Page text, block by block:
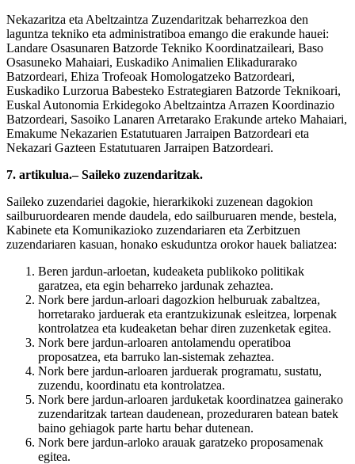
Nekazaritza eta Abeltzaintza Zuzendaritzak beharrezkoa den
laguntza tekniko eta administratiboa emango die erakunde hauei:
Landare Osasunaren Batzorde Tekniko Koordinatzaileari, Baso
Osasuneko Mahaiari, Euskadiko Animalien Elikadurarako
Batzordeari, Ehiza Trofeoak Homologatzeko Batzordeari,
Euskadiko Lurzorua Babesteko Estrategiaren Batzorde Teknikoari,
Euskal Autonomia Erkidegoko Abeltzaintza Arrazen Koordinazio
Batzordeari, Sasoiko Lanaren Arretarako Erakunde arteko Mahaiari,
Emakume Nekazarien Estatutuaren Jarraipen Batzordeari eta
Nekazari Gazteen Estatutuaren Jarraipen Batzordeari.
7. artikulua.– Saileko zuzendaritzak.
Saileko zuzendariei dagokie, hierarkikoki zuzenean dagokion
sailburuordearen mende daudela, edo sailburuaren mende, bestela,
Kabinete eta Komunikazioko zuzendariaren eta Zerbitzuen
zuzendariaren kasuan, honako eskuduntza orokor hauek baliatzea:
Beren jardun-arloetan, kudeaketa publikoko politikak
garatzea, eta egin beharreko jardunak zehaztea.
Nork bere jardun-arloari dagozkion helburuak zabaltzea,
horretarako jarduerak eta erantzukizunak esleitzea, lorpenak
kontrolatzea eta kudeaketan behar diren zuzenketak egitea.
Nork bere jardun-arloaren antolamendu operatiboa
proposatzea, eta barruko lan-sistemak zehaztea.
Nork bere jardun-arloaren jarduerak programatu, sustatu,
zuzendu, koordinatu eta kontrolatzea.
Nork bere jardun-arloaren jarduketak koordinatzea gainerako
zuzendaritzak tartean daudenean, prozeduraren batean batek
baino gehiagok parte hartu behar dutenean.
Nork bere jardun-arloko arauak garatzeko proposamenak
egitea.